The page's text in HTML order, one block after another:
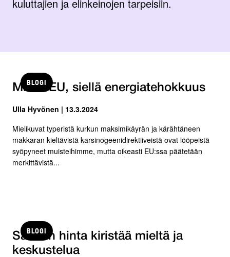
kuluttajien ja elinkeinojen tarpeisiin.
BLOGI
Missä EU, siellä energiatehokkuus
Ulla Hyvönen | 13.3.2024
Mielikuvat typeristä kurkun maksimikäyrän ja kärähtäneen
makkaran kieltävistä karsinogeenidirektiiveistä ovat lööpeistä
syöpyneet muisteihimme, mutta oikeasti EU:ssa päätetään
merkittävistä...
BLOGI
Sähkön hinta kiristää mieltä ja
keskustelua